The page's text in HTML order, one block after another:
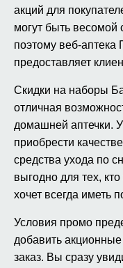
акций для
могут быть весомой
поэтому веб-
предоставляет
Скидки на наборы
отличная
домашней аптечки.
приобрести
средства ухода по
выгодно для тех,
хочет всегда иметь
Условия промо
добавить
заказ. Вы сразу